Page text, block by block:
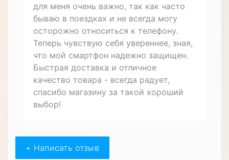
для меня очень важно, так как часто
бываю в поездках и не всегда могу
осторожно относиться к телефону.
Теперь чувствую себя увереннее, зная,
что мой смартфон надежно защищен.
Быстрая доставка и отличное
качество товара - всегда радует,
спасибо магазину за такой хороший
выбор!
+ Написать отзыв